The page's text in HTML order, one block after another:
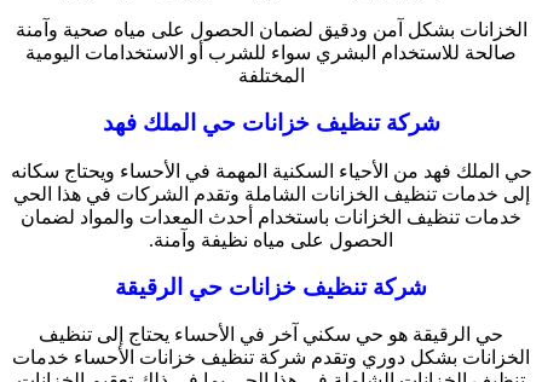
الخزانات بشكل آمن ودقيق لضمان الحصول على مياه صحية وآمنة
صالحة للاستخدام البشري سواء للشرب أو الاستخدامات اليومية
المختلفة
شركة تنظيف خزانات حي الملك فهد
حي الملك فهد من الأحياء السكنية المهمة في الأحساء ويحتاج سكانه
إلى خدمات تنظيف الخزانات الشاملة وتقدم الشركات في هذا الحي
خدمات تنظيف الخزانات باستخدام أحدث المعدات والمواد لضمان
الحصول على مياه نظيفة وآمنة.
شركة تنظيف خزانات حي الرقيقة
حي الرقيقة هو حي سكني آخر في الأحساء يحتاج إلى تنظيف
الخزانات بشكل دوري وتقدم شركة تنظيف خزانات الأحساء خدمات